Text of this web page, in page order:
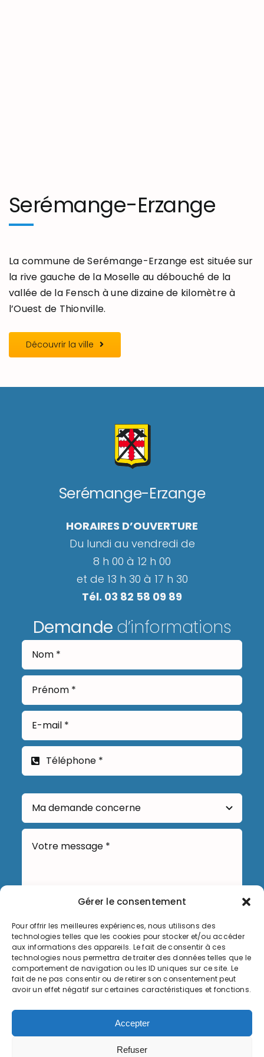
Gérer le consentement
Pour offrir les meilleures expériences, nous utilisons des
technologies telles que les cookies pour stocker et/ou accéder
aux informations des appareils. Le fait de consentir à ces
technologies nous permettra de traiter des données telles que le
comportement de navigation ou les ID uniques sur ce site. Le
fait de ne pas consentir ou de retirer son consentement peut
avoir un effet négatif sur certaines caractéristiques et fonctions.
Accepter
Refuser
Serémange-Erzange
La commune de Serémange-Erzange est située sur
la rive gauche de la Moselle au débouché de la
vallée de la Fensch à une dizaine de kilomètre à
l’Ouest de Thionville.
Découvrir la ville
Serémange-Erzange
HORAIRES D’OUVERTURE
Du lundi au vendredi de
8 h 00 à 12 h 00
et de 13 h 30 à 17 h 30
Tél. 03 82 58 09 89
Demande d’informations
Envoyer
Informations légales
Politique de cookies (UE)